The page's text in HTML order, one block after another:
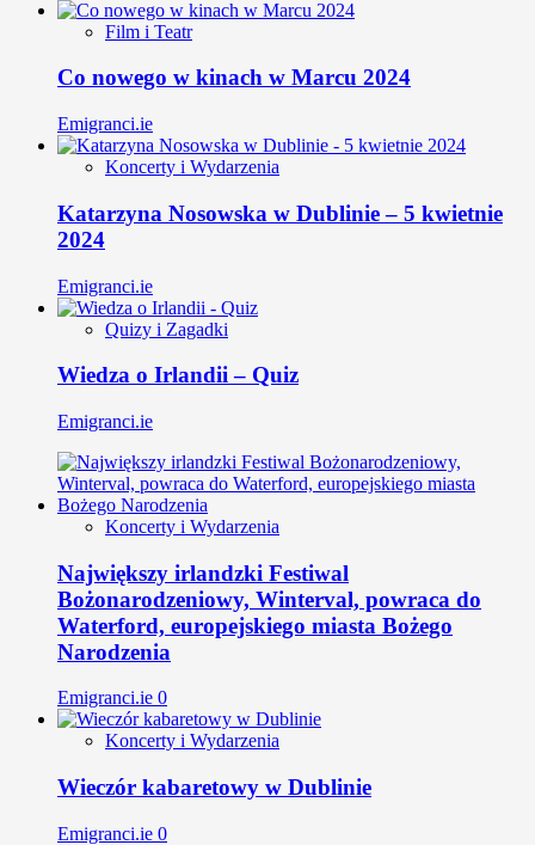
Film i Teatr
Co nowego w kinach w Marcu 2024
Emigranci.ie
Koncerty i Wydarzenia
Katarzyna Nosowska w Dublinie – 5 kwietnie
2024
Emigranci.ie
Quizy i Zagadki
Wiedza o Irlandii – Quiz
Emigranci.ie
Koncerty i Wydarzenia
Największy irlandzki Festiwal
Bożonarodzeniowy, Winterval, powraca do
Waterford, europejskiego miasta Bożego
Narodzenia
Emigranci.ie 0
Koncerty i Wydarzenia
Wieczór kabaretowy w Dublinie
Emigranci.ie 0